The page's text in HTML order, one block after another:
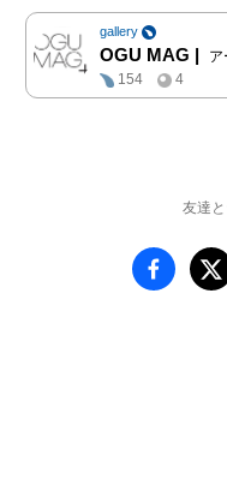
洋裁、刺繍、カンタ刺
繍、草木染め、ポジャギ
など、様々な技法を織り
交ぜ、独自の世界観を作
2003年よりオリジナルブ
gallery
OGU MAG |
ア
154
4
友達